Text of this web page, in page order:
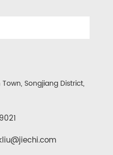
Songjiang District,